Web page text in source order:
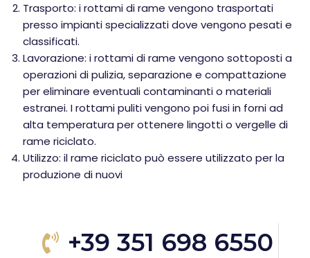
Trasporto: i rottami di rame vengono trasportati
presso impianti specializzati dove vengono pesati e
classificati.
Lavorazione: i rottami di rame vengono sottoposti a
operazioni di pulizia, separazione e compattazione
per eliminare eventuali contaminanti o materiali
estranei. I rottami puliti vengono poi fusi in forni ad
alta temperatura per ottenere lingotti o vergelle di
rame riciclato.
Utilizzo: il rame riciclato può essere utilizzato per la
produzione di nuovi
+39 351 698 6550